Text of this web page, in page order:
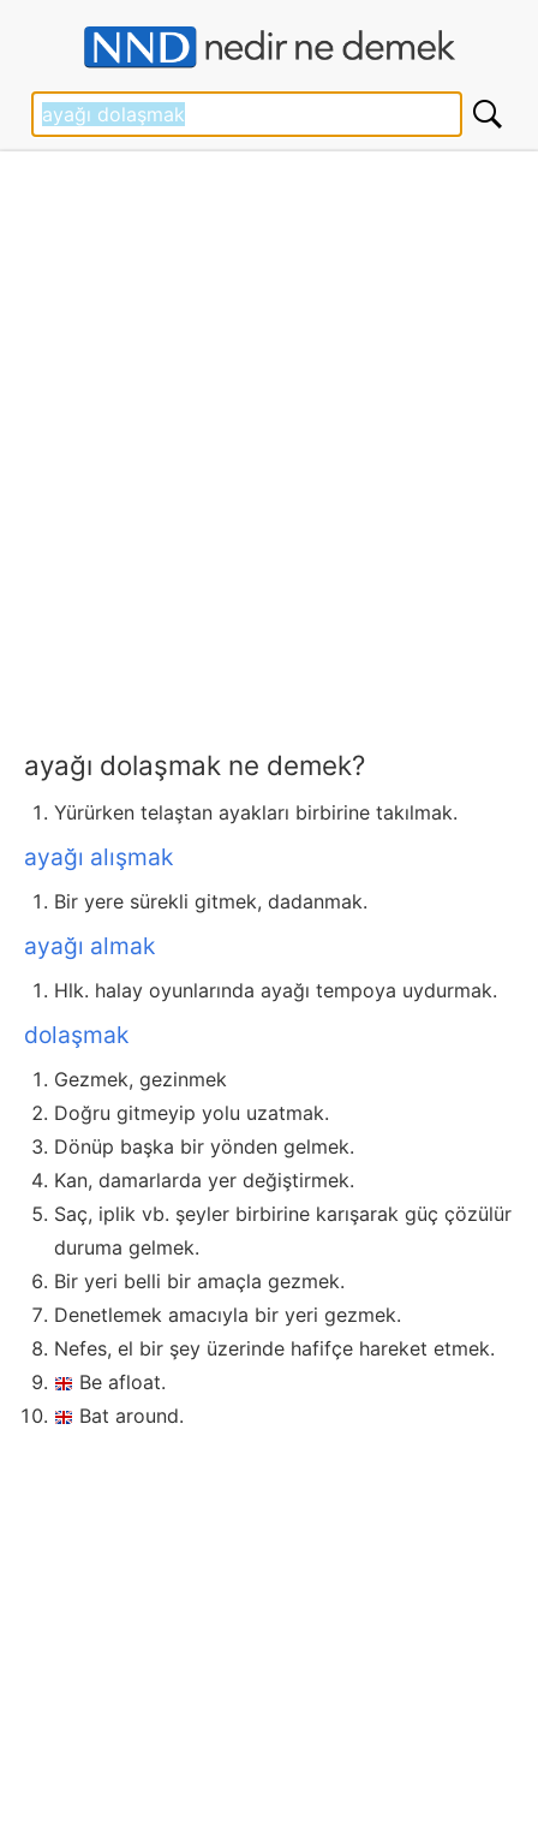
ayağı dolaşmak ne demek?
Yürürken telaştan ayakları birbirine takılmak.
ayağı alışmak
Bir yere sürekli gitmek, dadanmak.
ayağı almak
Hlk. halay oyunlarında ayağı tempoya uydurmak.
dolaşmak
Gezmek, gezinmek
Doğru gitmeyip yolu uzatmak.
Dönüp başka bir yönden gelmek.
Kan, damarlarda yer değiştirmek.
Saç, iplik vb. şeyler birbirine karışarak güç çözülür
duruma gelmek.
Bir yeri belli bir amaçla gezmek.
Denetlemek amacıyla bir yeri gezmek.
Nefes, el bir şey üzerinde hafifçe hareket etmek.
Be afloat.
Bat around.